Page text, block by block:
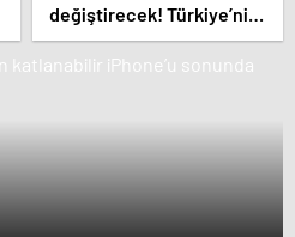
değiştirecek! Türkiye’nin
ünlü e-ticaret sitesi
satılıyor